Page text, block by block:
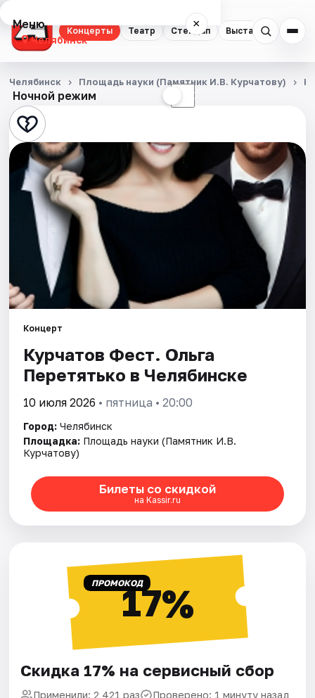
Концерты Театр Стендап Выставки
Меню ×
Челябинск
Концерты
Театр
Стендап
Выставки
Квесты
Экскурсии
Спорт
События
Города
Площадки
Рейтинги
Ночной режим ☾
Челябинск Площадь науки (Памятник И.В. Курчатову)
Концерт
Курчатов Фест. Ольга
Перетятько в Челябинске
10 июля 2026 • пятница • 20:00
Город: Челябинск
Площадка: Площадь науки (Памятник И.В.
Курчатову)
Билеты со скидкой
на Kassir.ru
ПРОМОКОД17%
Скидка 17% на сервисный сбор
Применили: 2 421 раз Проверено: 1 минуту назад